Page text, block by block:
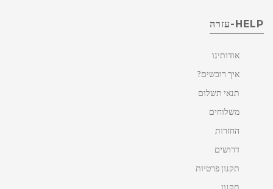
HELP-עזרה
אודותינו
איך רוכשים?
תנאי תשלום
משלוחים
החזרות
דרושים
תקנון פרטיות
תקנון